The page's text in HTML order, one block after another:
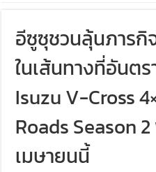
อีซูซุชวนลุ้นภาร
ในเส้นทางที่อันต
Isuzu V-Cross
Roads Season
เมษายนนี้